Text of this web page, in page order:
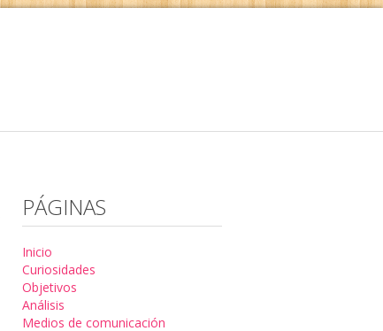
PÁGINAS
Inicio
Curiosidades
Objetivos
Análisis
Medios de comunicación